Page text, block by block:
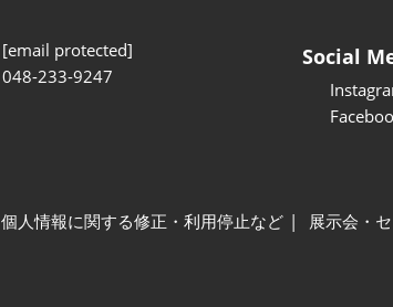
[email protected]
048-233-9247
Social
個人情報に関する修正・利用停止など 展示会・